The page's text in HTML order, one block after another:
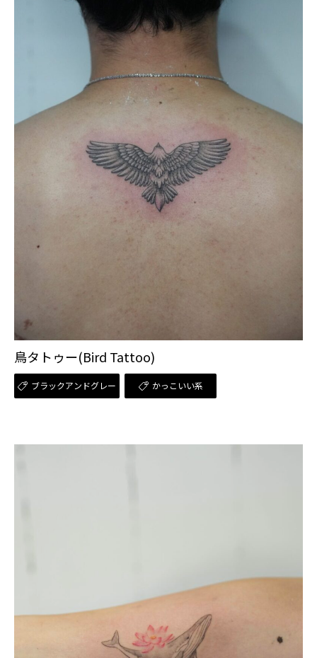
鳥タトゥー(Bird Tattoo)
ブラックアンドグレー かっこいい系